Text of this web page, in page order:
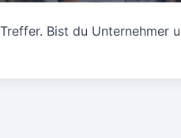
Bist du Unternehmer